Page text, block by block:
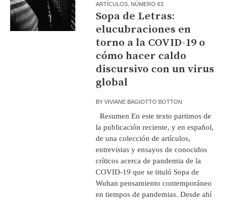
ARTÍCULOS NÚMERO 63
Sopa de Letras:
elucubraciones en
torno a la COVID-19 o
cómo hacer caldo
discursivo con un virus
global
BYVIVIANE BAGIOTTO BOTTON
Resumen En este texto partimos de
la publicación reciente, y en español,
de una colección de artículos,
entrevistas y ensayos de conocidos
críticos acerca de pandemia de la
COVID-19 que se tituló Sopa de
Wuhan pensamiento contemporáneo
en tiempos de pandemias. Desde ahí